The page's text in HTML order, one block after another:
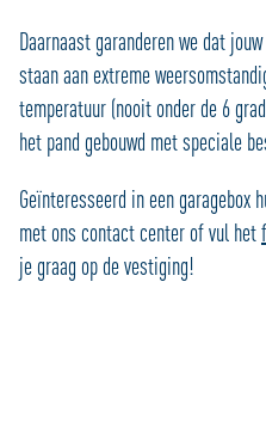
Daarnaast garanderen we dat
staan aan extreme
temperatuur (nooit onder de 6
het pand gebouwd met speciale
Geïnteresseerd in een garagebox
met ons contact center of vul het
je graag op de vestiging!